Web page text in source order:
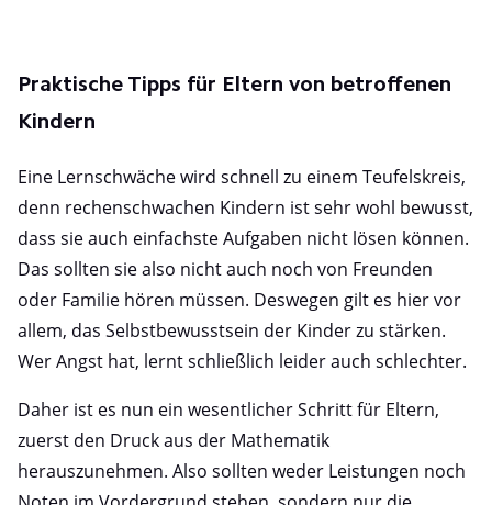
Praktische Tipps für Eltern von betroffenen
Kindern
Eine Lernschwäche wird schnell zu einem Teufelskreis,
denn rechenschwachen Kindern ist sehr wohl bewusst,
dass sie auch einfachste Aufgaben nicht lösen können.
Das sollten sie also nicht auch noch von Freunden
oder Familie hören müssen. Deswegen gilt es hier vor
allem, das Selbstbewusstsein der Kinder zu stärken.
Wer Angst hat, lernt schließlich leider auch schlechter.
Daher ist es nun ein wesentlicher Schritt für Eltern,
zuerst den Druck aus der Mathematik
herauszunehmen. Also sollten weder Leistungen noch